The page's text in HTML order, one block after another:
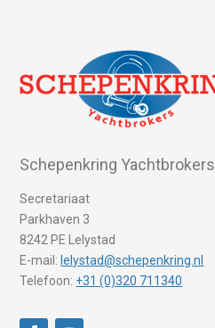
Schepenkring Yachtbrokers
Secretariaat
Parkhaven 3
8242 PE Lelystad
E-mail: lelystad@schepenkring.nl
Telefoon: +31 (0)320 711340